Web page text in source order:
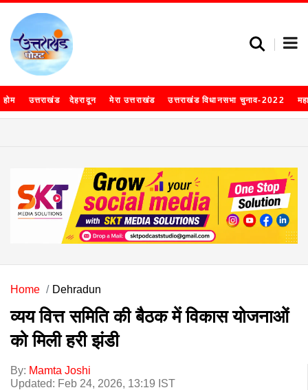
होम उत्तराखंड देहरादून मेरा उत्तराखंड उत्तराखंड विधानसभा चुनाव-2022
Home Dehradun
व्यय वित्त समिति की बैठक में विकास योजनाओं
को मिली हरी झंडी
By: Mamta Joshi
Updated: Feb 24, 2026, 13:19 IST